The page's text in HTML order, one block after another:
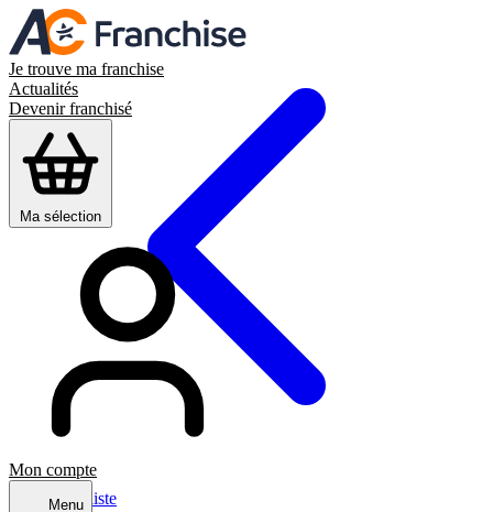
Je trouve ma franchise
Actualités
Devenir franchisé
Ma sélection
Mon compte
Menu
Retour à la liste